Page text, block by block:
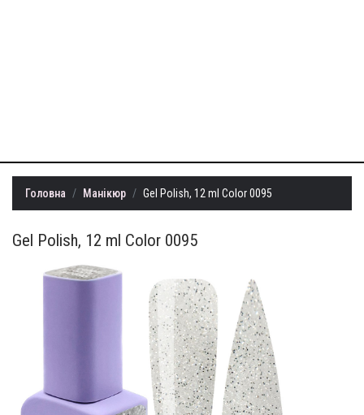
Головна Манікюр Gel Polish, 12 ml Color 0095
Gel Polish, 12 ml Color 0095